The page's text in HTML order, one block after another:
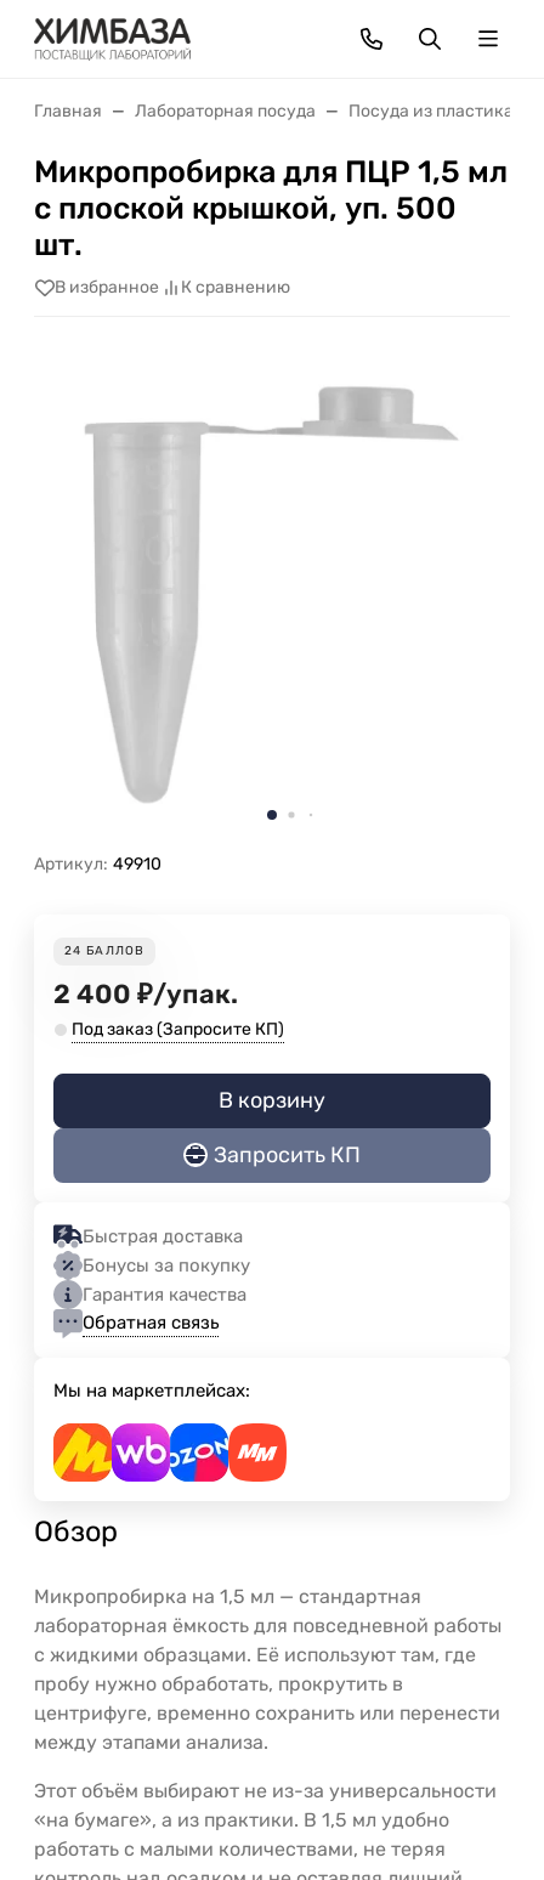
Главная Лабораторная посуда Посуда из пластика
Микропробирка для ПЦР 1,5 мл
с плоской крышкой, уп. 500
шт.
В избранное К сравнению
Артикул: 49910
24 БАЛЛОВ
2 400 ₽/упак.
Под заказ (Запросите КП)
В корзину
Запросить КП
Быстрая доставка
Бонусы за покупку
Гарантия качества
Обратная связь
Мы на маркетплейсах:
Обзор
Микропробирка на 1,5 мл — стандартная
лабораторная ёмкость для повседневной работы
с жидкими образцами. Её используют там, где
пробу нужно обработать, прокрутить в
центрифуге, временно сохранить или перенести
между этапами анализа.
Этот объём выбирают не из-за универсальности
«на бумаге», а из практики. В 1,5 мл удобно
работать с малыми количествами, не теряя